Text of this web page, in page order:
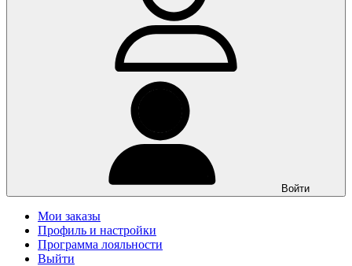
Войти
Мои заказы
Профиль и настройки
Программа лояльности
Выйти